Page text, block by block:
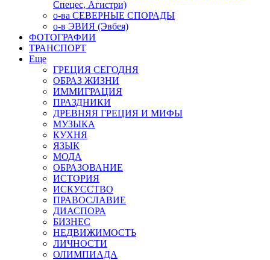
Спецес, Агистри)
о-ва СЕВЕРНЫЕ СПОРАДЫ
о-в ЭВИЯ (Эвбея)
ФОТОГРАФИИ
ТРАНСПОРТ
Еще
ГРЕЦИЯ СЕГОДНЯ
ОБРАЗ ЖИЗНИ
ИММИГРАЦИЯ
ПРАЗДНИКИ
ДРЕВНЯЯ ГРЕЦИЯ И МИФЫ
МУЗЫКА
КУХНЯ
ЯЗЫК
МОДА
ОБРАЗОВАНИЕ
ИСТОРИЯ
ИСКУССТВО
ПРАВОСЛАВИЕ
ДИАСПОРА
БИЗНЕС
НЕДВИЖИМОСТЬ
ЛИЧНОСТИ
ОЛИМПИАДА